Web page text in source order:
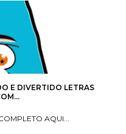
E DIVERTIDO LETRAS
AQUI...